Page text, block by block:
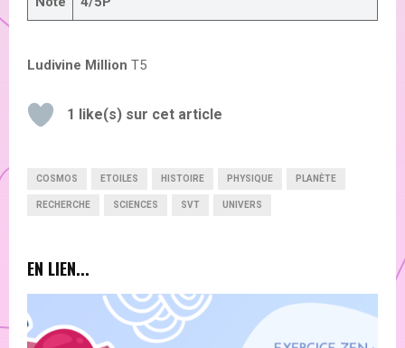
Ludivine Million T5
1 like(s) sur cet article
COSMOS ETOILES HISTOIRE PHYSIQUE PLANÈTE
RECHERCHE SCIENCES SVT UNIVERS
EN LIEN...